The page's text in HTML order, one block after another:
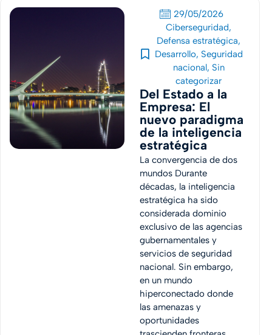
29/05/2026
Ciberseguridad,
Defensa estratégica,
Desarrollo, Seguridad
nacional, Sin
categorizar
Del Estado a la
Empresa: El
nuevo paradigma
de la inteligencia
estratégica
La convergencia de dos
mundos Durante
décadas, la inteligencia
estratégica ha sido
considerada dominio
exclusivo de las agencias
gubernamentales y
servicios de seguridad
nacional. Sin embargo,
en un mundo
hiperconectado donde
las amenazas y
oportunidades